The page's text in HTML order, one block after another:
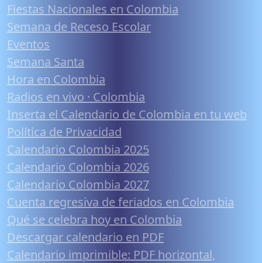
Fiestas Nacionales en Colombia
Semana de Receso Escolar
Eventos
Semana Santa
Hora en Colombia
Radios en vivo · Colombia
Inserta el Calendario de Colombia en tu web
Política de Privacidad
Calendario Colombia 2025
Calendario Colombia 2026
Calendario Colombia 2027
Cuenta regresiva de feriados en Colombia
Qué se celebra hoy en Colombia
Descargar calendario en PDF
Calendario imprimible: PDF horizontal,